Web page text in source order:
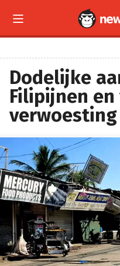

Dodelijke
Filipijnen
verwoesting